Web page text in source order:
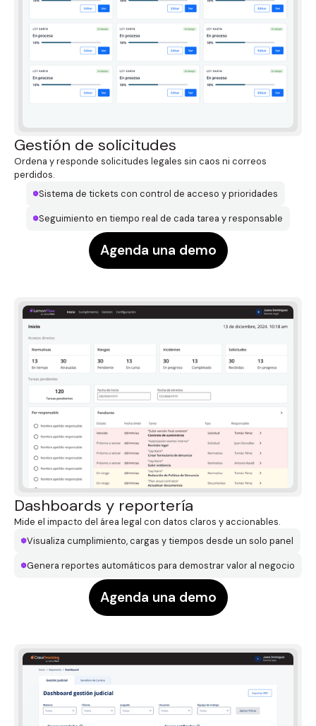
Gestión de solicitudes
Ordena y responde solicitudes legales sin caos ni correos
perdidos.
Sistema de tickets con control de acceso y prioridades
Seguimiento en tiempo real de cada tarea y responsable
Agenda una demo
Dashboards y reportería
Mide el impacto del área legal con datos claros y accionables.
Visualiza cumplimiento, cargas y tiempos desde un solo panel
Genera reportes automáticos para demostrar valor al negocio
Agenda una demo